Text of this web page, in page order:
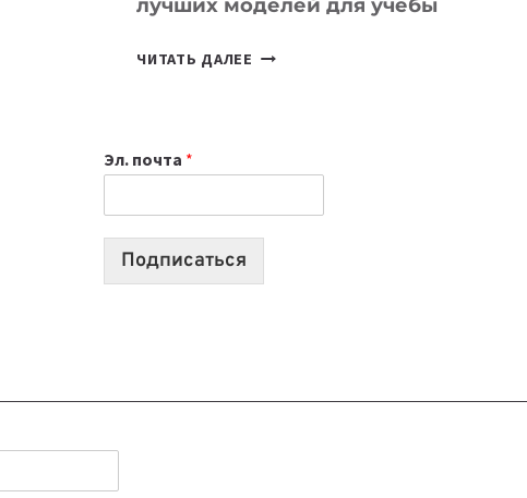
лучших моделей для учебы
ЧИТАТЬ ДАЛЕЕ КАКОЙ
2026:
10
Эл. почта *
Подписаться